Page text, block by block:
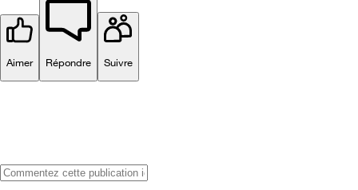
Aimer Répondre Suivre